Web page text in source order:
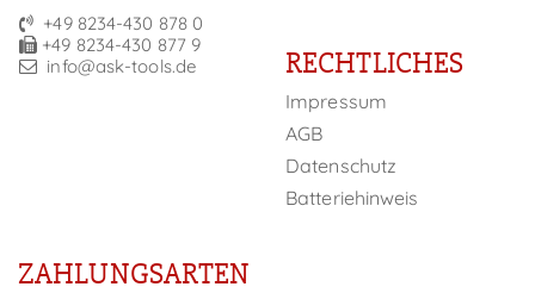
+49 8234-430 878 0
+49 8234-430 877 9
info@ask-tools.de
RECHTLICHES
Impressum
AGB
Datenschutz
Batteriehinweis
ZAHLUNGSARTEN